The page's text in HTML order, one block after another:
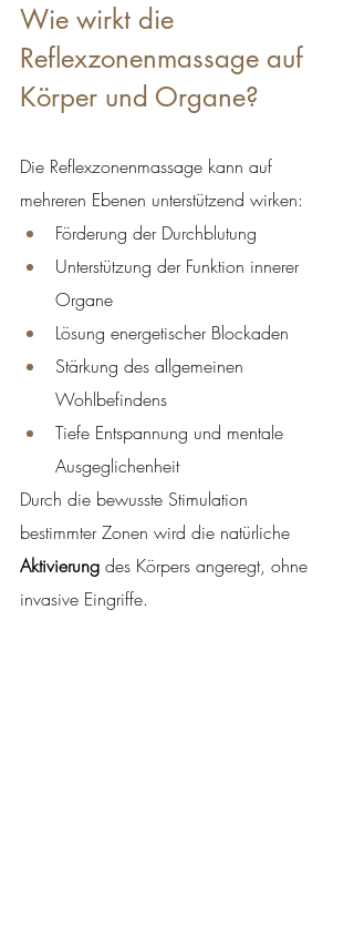
Wie wirkt die
Reflexzonenmassage auf
Körper und Organe?
Die Reflexzonenmassage kann auf
mehreren Ebenen unterstützend wirken:
Förderung der Durchblutung
Unterstützung der Funktion innerer
Organe
Lösung energetischer Blockaden
Stärkung des allgemeinen
Wohlbefindens
Tiefe Entspannung und mentale
Ausgeglichenheit
Durch die bewusste Stimulation
bestimmter Zonen wird die natürliche
Aktivierung des Körpers angeregt, ohne
invasive Eingriffe.